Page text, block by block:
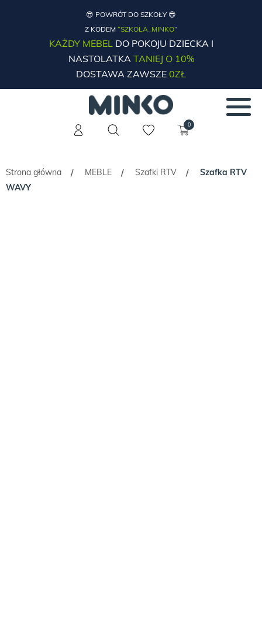
😎 POWRÓT DO SZKOŁY 😎
Z KODEM “SZKOLA_MINKO”
KAŻDY MEBELDO POKOJU DZIECKA I
NASTOLATKATANIEJ O 10%
DOSTAWA ZAWSZE 0ZŁ
0
Strona główna / MEBLE / Szafki RTV /
Szafka RTV
WAVY